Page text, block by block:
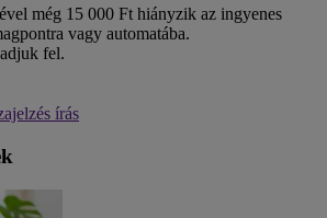
még 15 000 Ft hiányzik az ingyenes
vagy automatába.
fel.
írás